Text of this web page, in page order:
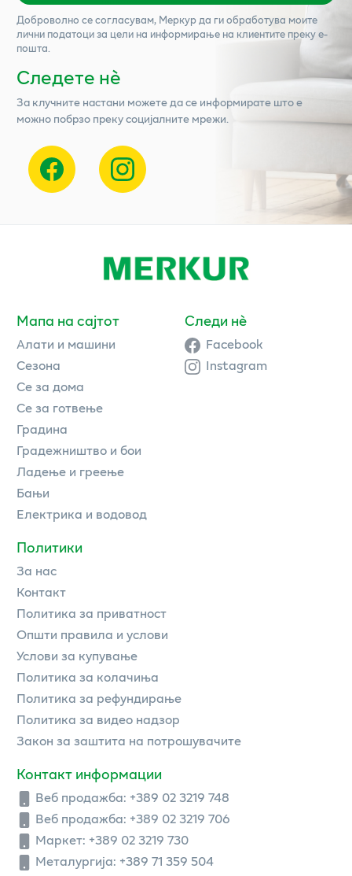
Доброволно се согласувам, Меркурда ги обработува моите
лични податоци за цели на информирање на клиентите преку е-
пошта.
Следете нѐ
За клучните настани можете да се информирате што е
можно побрзо преку социјалните мрежи.
Мапа на сајтот
Алати и машини
Сезона
Се за дома
Се за готвење
Градина
Градежништво и бои
Ладење и греење
Бањи
Електрика и водовод
Политики
За нас
Контакт
Политика за приватност
Општи правила и услови
Услови за купување
Политика за колачиња
Политика за рефундирање
Политика за видео надзор
Закон за заштита на потрошувачите
Контакт информации
Веб продажба: +389 02 3219 748
Веб продажба: +389 02 3219 706
Маркет: +389 02 3219 730
Металургија: +389 71 359 504
Следи нè
Facebook
Instagram